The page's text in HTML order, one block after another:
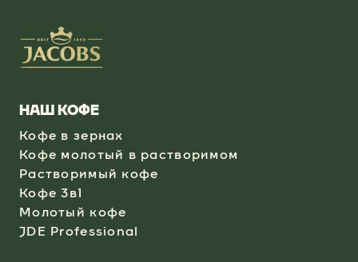
НАШ КОФЕ
Кофе в зернах
Кофе молотый в растворимом
Растворимый кофе
Кофе 3в1
Молотый кофе
JDE Professional